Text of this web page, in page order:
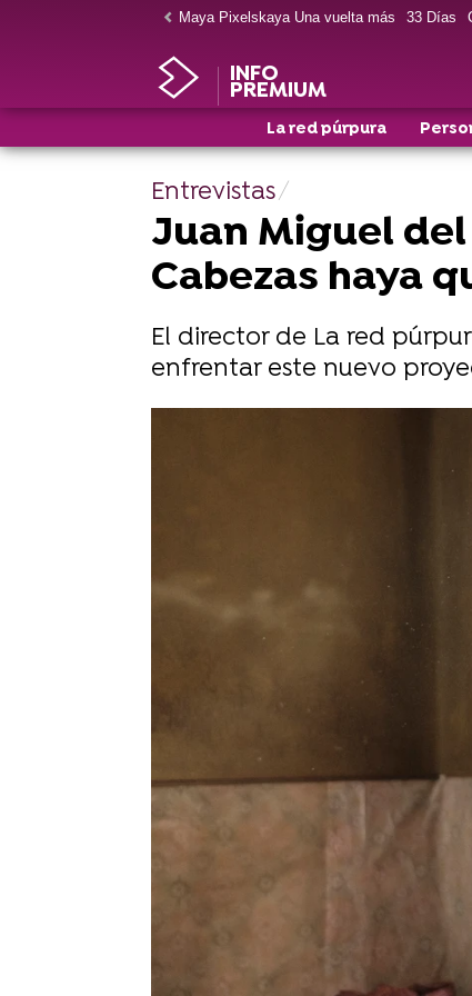
Maya Pixelskaya Una vuelta más 33 Días
INFO
PREMIUM
La red púrpura
Entrevistas
Juan Miguel
Cabezas haya
El director de La red
enfrentar este nuevo
Carmen Marar | Guillermo Espeso
26 de octubre de 2023, 12:35
Juan Miguel del
. El
la serie, de los
en algunas escenas